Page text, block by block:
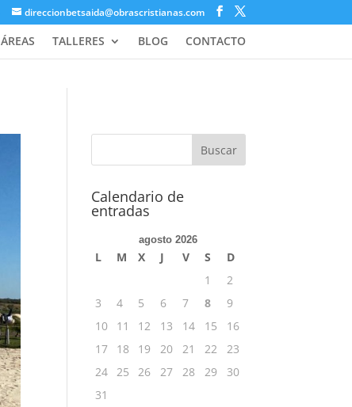
direccionbetsaida@obrascristianas.com
ÁREAS TALLERES BLOG CONTACTO
Calendario de
entradas
agosto 2026
L M X J V S
D
1
2
3
4 5 6 7 8
9
10
11 12 13 14 15
16
17
18 19 20 21 22
23
24 25 26 27 28 29
30
31